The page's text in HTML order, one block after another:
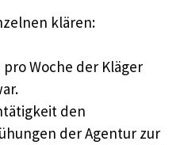
klären:
Woche der Kläger
den
der Agentur zur